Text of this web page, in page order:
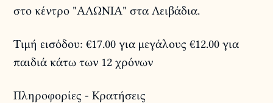
στο κέντρο "ΑΛΩΝΙΑ" στα Λειβάδια.
Τιμή εισόδου: €17.00 για μεγάλους €12.00 για
παιδιά κάτω των 12 χρόνων
Πληροφορίες - Κρατήσεις